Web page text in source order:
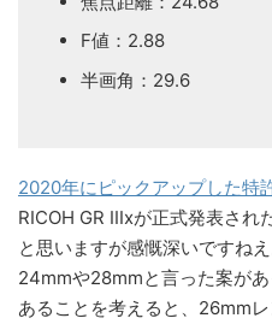
F値：2.88
半画角：29.6
2020年にピックアップした特
RICOH GR IIIxが正式発表され
と思いますが感慨深いですね
24mmや28mmと言った案が
あることを考えると、26mm